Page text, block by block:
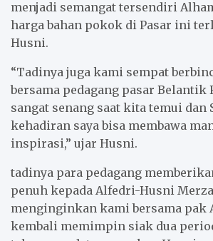
menjadi semangat tersendiri
harga bahan pokok di Pasar ini
Husni.
“Tadinya juga kami sempat
bersama pedagang pasar Belantik
sangat senang saat kita temui dan
kehadiran saya bisa membawa
inspirasi,” ujar Husni.
tadinya para pedagang
penuh kepada Alfedri-Husni
menginginkan kami bersama pak
kembali memimpin siak dua